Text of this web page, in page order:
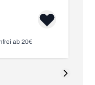
ab 20€